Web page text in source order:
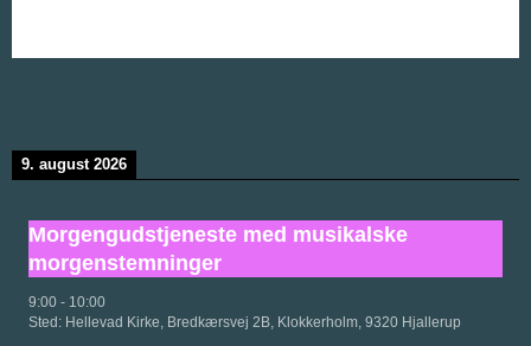
9. august 2026
Morgengudstjeneste med musikalske
morgenstemninger
9:00 - 10:00
Sted: Hellevad Kirke, Bredkærsvej 2B, Klokkerholm, 9320 Hjallerup